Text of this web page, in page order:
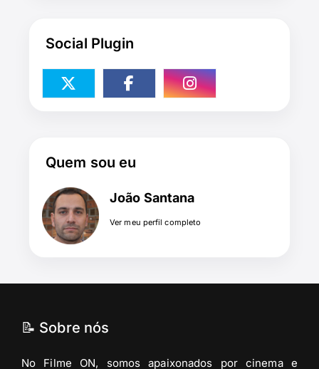
Social Plugin
Quem sou eu
João Santana
Ver meu perfil completo
📝 Sobre nós
No Filme ON, somos apaixonados por cinema e